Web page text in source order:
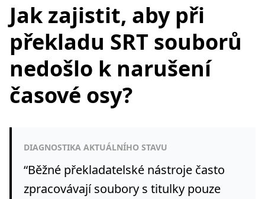
Jak zajistit, aby při
překladu SRT souborů
nedošlo k narušení
časové osy?
DIAGNOSTIKA AKTUÁLNÍHO STAVU
“Běžné překladatelské nástroje často
zpracovávají soubory s titulky pouze